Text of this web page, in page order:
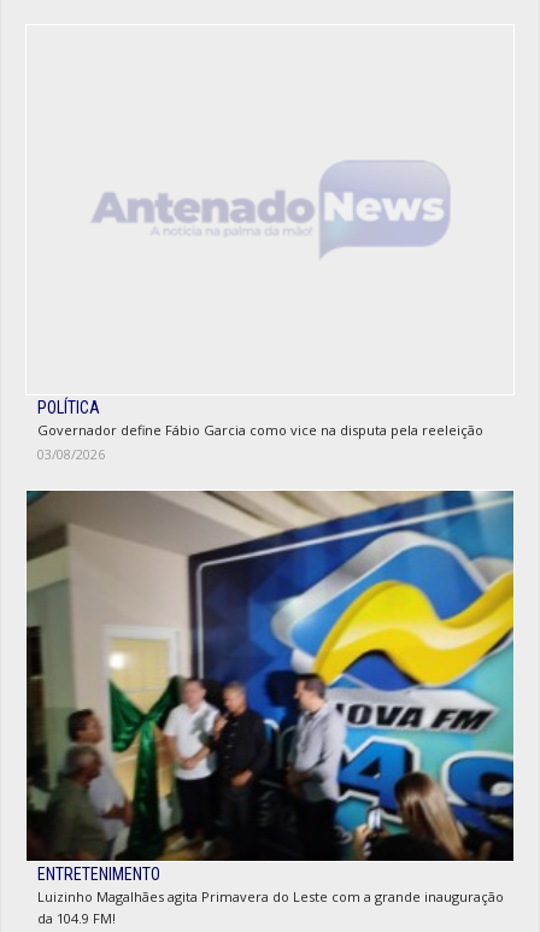
POLÍTICA
Governador define Fábio Garcia como vice na disputa pela reeleição
03/08/2026
ENTRETENIMENTO
Luizinho Magalhães agita Primavera do Leste com a grande inauguração
da 104.9 FM!